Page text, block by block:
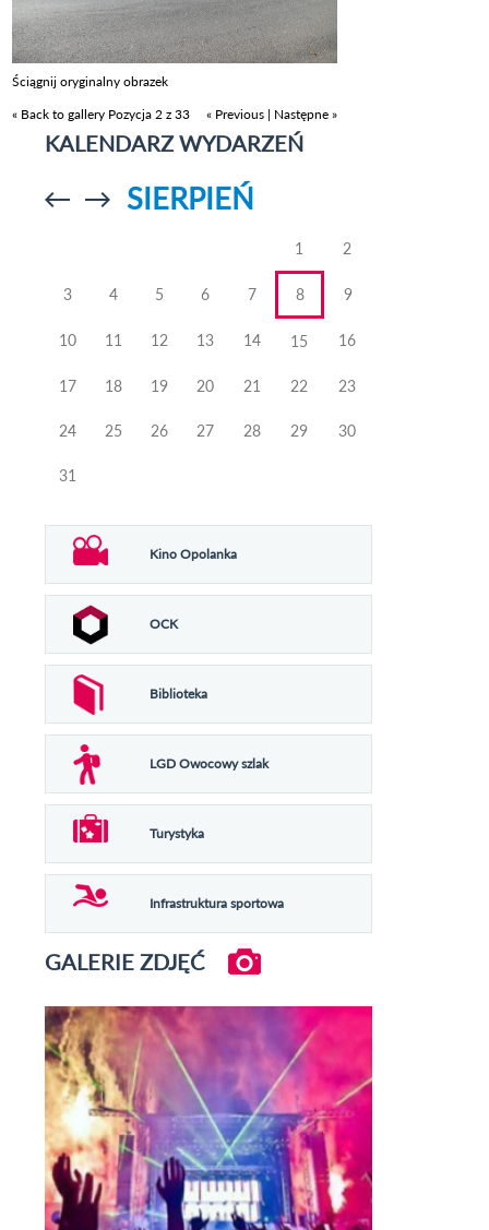
Ściągnij oryginalny obrazek
« Back to gallery Pozycja 2 z 33 « Previous | Następne »
KALENDARZ WYDARZEŃ
Przejdź doPrzejdź do
SIERPIEŃ
1 2
3 4 5 6 7 8 9
10 11 12 13 14 15 16
17 18 19 20 21 22 23
24 25 26 27 28 29 30
31
Kino Opolanka
OCK
Biblioteka
LGD Owocowy szlak
Turystyka
Infrastruktura sportowa
GALERIE ZDJĘĆ